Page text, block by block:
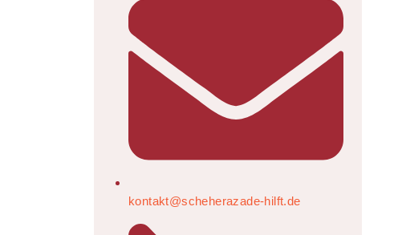
kontakt@scheherazade-hilft.de